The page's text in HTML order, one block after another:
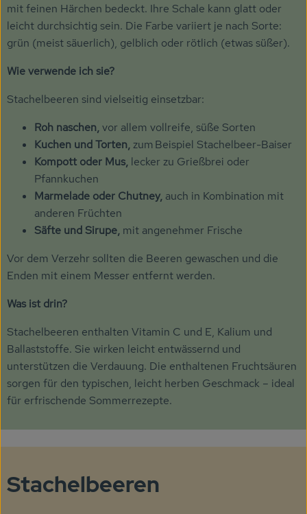
mit feinen Härchen bedeckt. Ihre Schale kann glatt oder
leicht durchsichtig sein. Die Farbe variiert je nach Sorte:
grün (meist säuerlich), gelblich oder rötlich (etwas süßer).
Wie verwende ich sie?
Stachelbeeren sind vielseitig einsetzbar:
Roh naschen,vor allem vollreife, süße Sorten
Kuchen und Torten,zum Beispiel Stachelbeer-Baiser
Kompott oder Mus, lecker zu Grießbrei oder
Pfannkuchen
Marmelade oder Chutney, auch in Kombination mit
anderen Früchten
Säfte und Sirupe, mit angenehmer Frische
Vor dem Verzehr sollten die Beeren gewaschen und die
Enden mit einem Messer entfernt werden.
Was ist drin?
Stachelbeeren enthalten Vitamin C und E, Kalium und
Ballaststoffe. Sie wirken leicht entwässernd und
unterstützen die Verdauung. Die enthaltenen Fruchtsäuren
sorgen für den typischen, leicht herben Geschmack – ideal
für erfrischende Sommerrezepte.
Stachelbeeren